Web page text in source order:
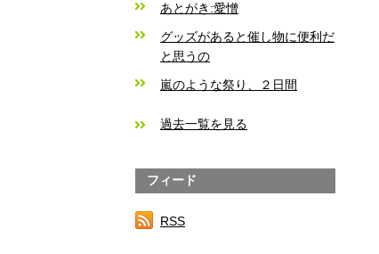
あとがき:愛憎
グッズがあると催し物に便利だ
と思うの
嵐のような祭り、２日間
過去一覧を見る
フィード
RSS